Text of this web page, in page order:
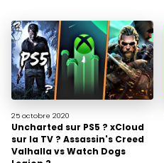
25 octobre 2020
Uncharted sur PS5 ? xCloud
sur la TV ? Assassin's Creed
Valhalla vs Watch Dogs